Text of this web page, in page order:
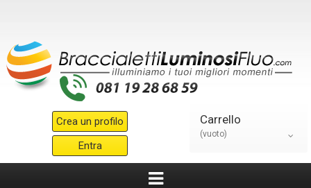
Crea un profilo
Entra
Carrello
(vuoto)